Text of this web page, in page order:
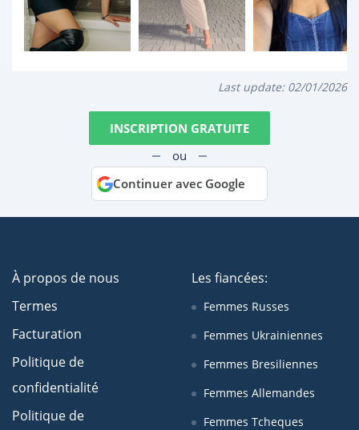
Last update: 02/01/2026
INSCRIPTION GRATUITE
ou
Continuer avec Google
À propos de nous
Termes
Facturation
Politique de
confidentialité
Politique de
Les fiancées:
Femmes Russes
Femmes Ukrainiennes
Femmes Bresiliennes
Femmes Allemandes
Femmes Tcheques